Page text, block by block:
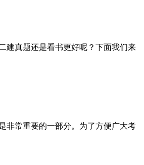
建真题还是看书更好呢？下面我们来
非常重要的一部分。为了方便广大考